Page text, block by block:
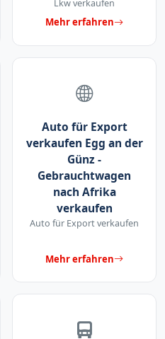
Mehr erfahren
Auto für Export
verkaufen Egg an der
Günz -
Gebrauchtwagen
nach Afrika
verkaufen
Auto für Export verkaufen
Mehr erfahren